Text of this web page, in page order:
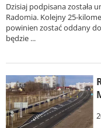
Dzisiaj podpisana została
Radomia. Kolejny 25-
powinien zostać oddany
będzie ...